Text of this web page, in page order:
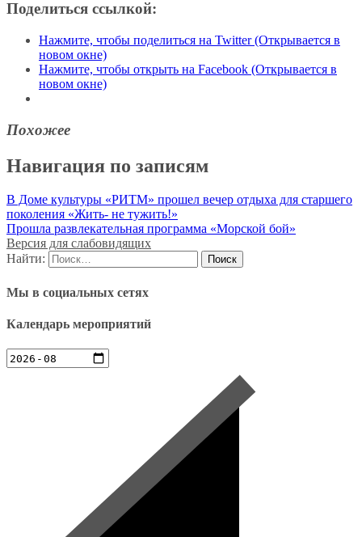
Поделиться ссылкой:
Нажмите, чтобы поделиться на Twitter (Открывается в
новом окне)
Нажмите, чтобы открыть на Facebook (Открывается в
новом окне)
Похожее
Навигация по записям
В Доме культуры «РИТМ» прошел вечер отдыха для старшего
поколения «Жить- не тужить!»
Прошла развлекательная программа «Морской бой»
Версия для слабовидящих
Найти:
Мы в социальных сетях
Календарь мероприятий